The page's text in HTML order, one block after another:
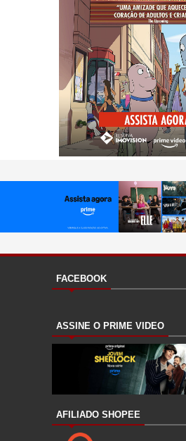
FACEBOOK
ASSINE O PRIME VIDEO
AFILIADO SHOPEE